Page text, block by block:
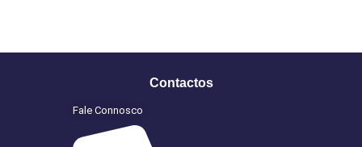
Contactos
Fale Connosco